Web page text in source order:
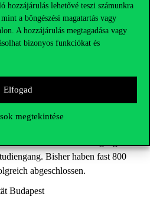
hozzájárulás lehetővé teszi számunkra
a böngészési magatartás vagy
A hozzájárulás megtagadása vagy
bizonyos funkciókat és
Elfogad
megtekintése
deutschsprachige Studiengänge
bis
zusätzlich ein halbes Jahr an der
um sich optimal auf den
ist die Pflege und Stärkung der
ein zusätzliches Zeugnis und
Bisher haben fast 800
abgeschlossen.
Budapest